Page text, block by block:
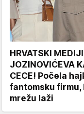
HRVATSKI
JOZINOVIĆEVA
CECE! Počela
fantomsku firmu,
mrežu laži